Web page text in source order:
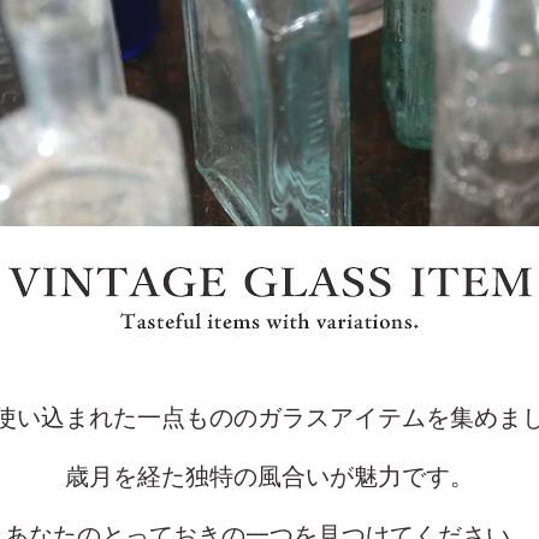
い込まれた一点もののガラスアイテムを集めま
歳月を経た独特の風合いが魅力です。